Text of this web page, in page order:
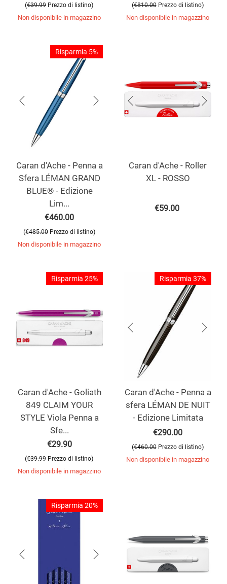
(€39.99 Prezzo di listino)
Non disponibile in magazzino
(€810.00 Prezzo di listino)
Non disponibile in magazzino
Risparmia 5%
Caran d'Ache - Penna a
Sfera LÉMAN GRAND
BLUE® - Edizione
Lim...
€460.00
(€485.00 Prezzo di listino)
Non disponibile in magazzino
Caran d'Ache - Roller
XL - ROSSO
€59.00
Risparmia 25%
Caran d'Ache - Goliath
849 CLAIM YOUR
STYLE Viola Penna a
Sfe...
€29.90
(€39.99 Prezzo di listino)
Non disponibile in magazzino
Risparmia 37%
Caran d'Ache - Penna a
sfera LÉMAN DE NUIT
- Edizione Limitata
€290.00
(€460.00 Prezzo di listino)
Non disponibile in magazzino
Risparmia 20%